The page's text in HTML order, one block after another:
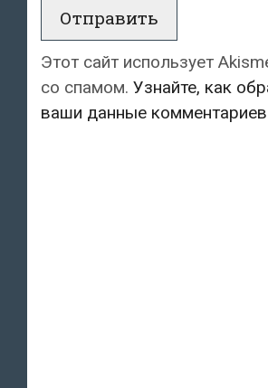
Этот сайт использует
со спамом. Узнайте, как
ваши данные комментариев